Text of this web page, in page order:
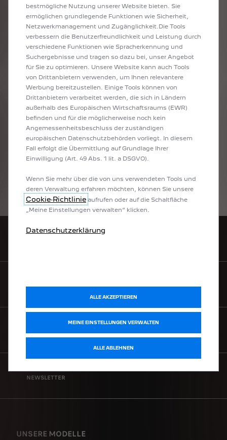
Liefergegenstandes gegenüber diesen Seiten
vor,
Hinblick auf technische
Daten,
Konstruktionen, Ausstattung
Erscheinungsbild. Ihr PEUGEOT Händler
informiert Sie gerne über etwaige Änderungen.
Bitte beachten Sie, dass manche Modelle,
Ausstattungen, Lackfarben, Optionen oder
Zubehör ggf. nicht erhältlich sein können.
nützliche
Verfügung.
.
** Kombinierte Werte gemäß WLTP. Die Werte
eines Fahrzeugs hängen nicht nur von der
effizienten
Ausnutzung des Kraftstoffs
Fahrverhalten und anderen nichttechnischen
Faktoren beeinflusst.
Kraftstoff-
und Stromverbrauch von extern
aufladbaren
Hybridelektrofahrzeugen
bei
durchschnittlichem
Nutzungsprofil
täglichem Laden der Batterie.
MYPEUGEOT
HILFE & KONTAKT
NEWSLETTER
UNSERE MODELLE
bestmögliche Nutzung unserer Website bieten. Sie
ermöglichen grundlegende Funktionen wie Sicherheit,
Netzwerkmanagement und Zugänglichkeit.Die Tools
verbessern die Benutzerfreundlichkeit und Leistung durch
verschiedene Funktionen wie Spracherkennung und
Suchergebnisse und tragen so dazu bei, unser Angebot
für Sie zu optimieren. Unsere Website kann auch Tools
von Drittanbietern verwenden, um Ihnen relevantere
Werbung bereitzustellen. Einige Tools können von
Drittanbietern verarbeitet werden, die sich in Ländern
außerhalb des Europäischen Wirtschaftsraums (EWR)
befinden und für die möglicherweise noch kein
Angemessenheitsbeschluss der zuständigen
europäischen Datenschutzbehörden vorliegt. In diesem
Fall erfolgt die Übermittlung auf Grundlage Ihrer
Einwilligung (Art. 49 Abs. 1 lit. a DSGVO).
Wenn Sie mehr über die von uns verwendeten Tools und
deren Verwaltung erfahren möchten, können Sie unsere
Cookie‑Richtlinie aufrufen oder auf die Schaltfläche
„Meine Einstellungen verwalten“ klicken.
Datenschutzerklärung
MEINE EINSTELLUNGEN VERWALTEN
ALLE AKZEPTIEREN
ALLE ABLEHNEN